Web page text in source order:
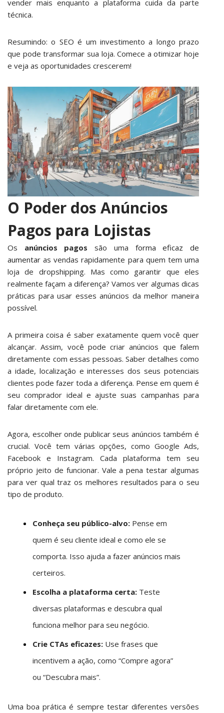
vender mais enquanto a plataforma cuida da parte
técnica.
Resumindo: o SEO é um investimento a longo prazo
que pode transformar sua loja. Comece a otimizar hoje
e veja as oportunidades crescerem!
O Poder dos Anúncios
Pagos para Lojistas
Os anúncios pagos são uma forma eficaz de
aumentar as vendas rapidamente para quem tem uma
loja de dropshipping. Mas como garantir que eles
realmente façam a diferença? Vamos ver algumas dicas
práticas para usar esses anúncios da melhor maneira
possível.
A primeira coisa é saber exatamente quem você quer
alcançar. Assim, você pode criar anúncios que falem
diretamente com essas pessoas. Saber detalhes como
a idade, localização e interesses dos seus potenciais
clientes pode fazer toda a diferença. Pense em quem é
seu comprador ideal e ajuste suas campanhas para
falar diretamente com ele.
Agora, escolher onde publicar seus anúncios também é
crucial. Você tem várias opções, como Google Ads,
Facebook e Instagram. Cada plataforma tem seu
próprio jeito de funcionar. Vale a pena testar algumas
para ver qual traz os melhores resultados para o seu
tipo de produto.
Conheça seu público-alvo: Pense em
quem é seu cliente ideal e como ele se
comporta. Isso ajuda a fazer anúncios mais
certeiros.
Escolha a plataforma certa: Teste
diversas plataformas e descubra qual
funciona melhor para seu negócio.
Crie CTAs eficazes: Use frases que
incentivem a ação, como “Compre agora”
ou “Descubra mais”.
Uma boa prática é sempre testar diferentes versões